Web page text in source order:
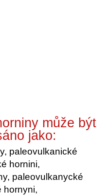
může být
jako:
paleovulkanické
hornini,
paleovulkanycké
hornyni,